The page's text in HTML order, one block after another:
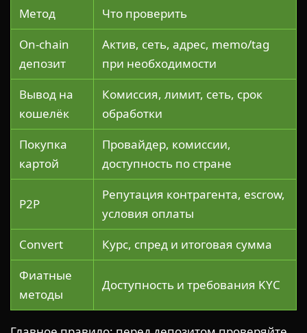
Метод
Что проверить
On-chain
депозит
Актив, сеть, адрес, memo/tag
при необходимости
Вывод на
кошелёк
Комиссия, лимит, сеть, срок
обработки
Покупка
картой
Провайдер, комиссии,
доступность по стране
P2P
Репутация контрагента, escrow,
условия оплаты
Convert
Курс, спред и итоговая сумма
Фиатные
методы
Доступность и требования KYC